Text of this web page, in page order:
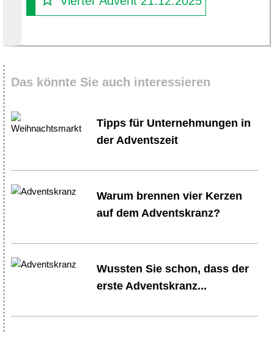
Das könnte Sie auch interessieren
Tipps für Unternehmungen in
der Adventszeit
Warum brennen vier Kerzen
auf dem Adventskranz?
Wussten Sie schon, dass der
erste Adventskranz...